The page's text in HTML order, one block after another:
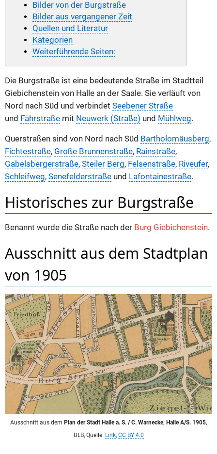
Bilder von der Burgstraße
Bilder aus vergangener Zeit
Quellen und Literatur
Kategorien
Weiterführende Seiten:
Die Burgstraße ist eine bedeutende Straße im Stadtteil
Giebichenstein von Halle an der Saale. Sie verläuft von
Nord nach Süd und verbindet Seebener Straße
und Fährstraße mit Neuwerk (Straße) und Mühlweg.
Querstraßen sind von Nord nach Süd Bartholomäusberg,
Fichtestraße, Große Brunnenstraße, Rainstraße,
Gabelsbergerstraße, Steiler Berg, Felsenstraße, Riveufer,
Schleifweg, Senefelderstraße und Lafontainestraße.
Historisches zur Burgstraße
Benannt wurde die Straße nach der Burg Giebichenstein.
Ausschnitt aus dem Stadtplan
von 1905
Ausschnitt aus dem Plan der Stadt Halle a. S. / C. Warnecke, Halle A/S. 1905,
ULB, Quelle: Link, CC BY 4.0